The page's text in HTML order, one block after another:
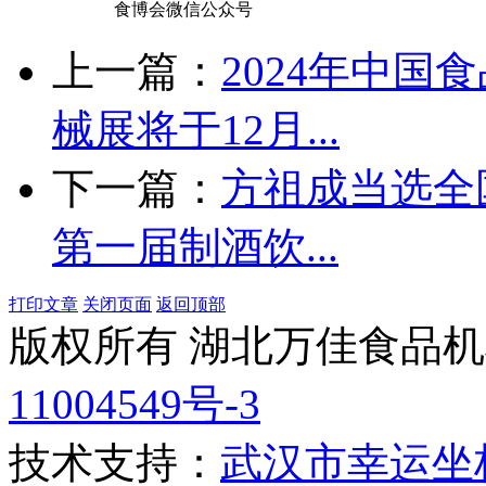
食博会微信公众号
上一篇： 2024年中国
械展将于12月...
下一篇： 方祖成当选
第一届制酒饮...
打印文章 关闭页面 返回顶部
版权所有 湖北万佳食品
11004549号-3
技术支持： 武汉市幸运